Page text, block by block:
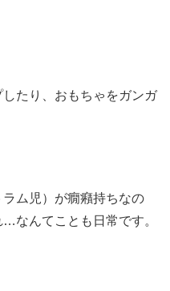
たり、おもちゃをガンガ
ム児）が癇癪持ちなの
なんてことも日常です。